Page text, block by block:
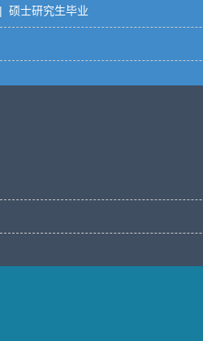
士研究生毕业